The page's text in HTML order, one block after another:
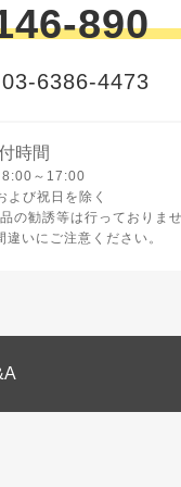
890
6386-4473
時間
～17:00
日 8時から17時
び祝日を除く
の勧誘等は行っておりませ
いにご注意ください。